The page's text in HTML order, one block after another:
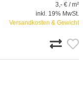
3,- € / m²
inkl. 19% MwSt.
Versandkosten & Gewicht